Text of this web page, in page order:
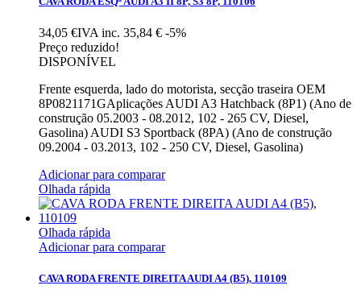
34,05 €IVA inc. 35,84 € -5%
Preço reduzido!
DISPONÍVEL
Frente esquerda, lado do motorista, secção traseira OEM
8P0821171GAplicações AUDI A3 Hatchback (8P1) (Ano de
construção 05.2003 - 08.2012, 102 - 265 CV, Diesel,
Gasolina) AUDI S3 Sportback (8PA) (Ano de construção
09.2004 - 03.2013, 102 - 250 CV, Diesel, Gasolina)
Adicionar para comparar
Olhada rápida
Olhada rápida
Adicionar para comparar
CAVA RODA FRENTE DIREITA AUDI A4 (B5), 110109